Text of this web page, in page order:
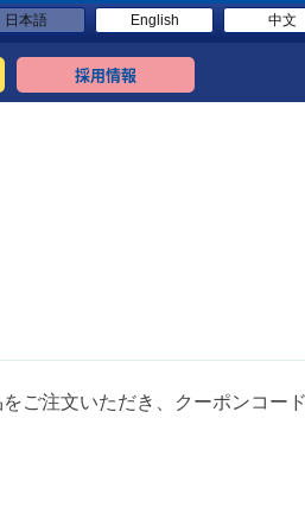
日本語 English 中文
採用情報
ご注文いただき、クーポンコー